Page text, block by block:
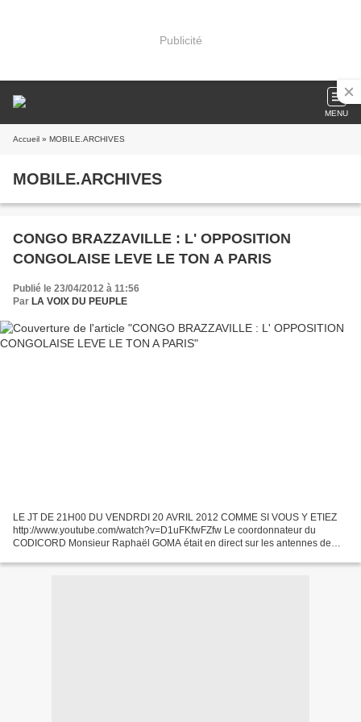
Publicité
MENU
Accueil » MOBILE.ARCHIVES
MOBILE.ARCHIVES
CONGO BRAZZAVILLE : L' OPPOSITION
CONGOLAISE LEVE LE TON A PARIS
Publié le 23/04/2012 à 11:56
Par LA VOIX DU PEUPLE
LE JT DE 21H00 DU VENDRDI 20 AVRIL 2012 COMME SI VOUS Y ETIEZ
http://www.youtube.com/watch?v=D1uFKfwFZfw Le coordonnateur du
CODICORD Monsieur Raphaël GOMA était en direct sur les antennes de